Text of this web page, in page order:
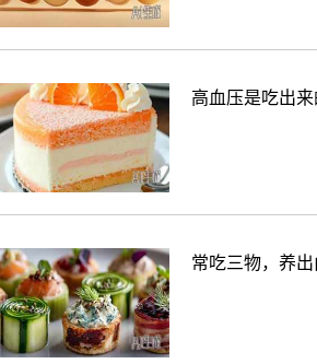
高血压是吃出
常吃三物，养